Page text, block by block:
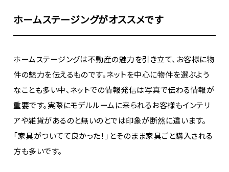
ホームステージングがオススメです
ホームステージングは不動産の魅力を引き立て、お客様に物
件の魅力を伝えるものです。ネットを中心に物件を選ぶよう
なことも多い中、ネットでの情報発信は写真で伝わる情報が
重要です。実際にモデルルームに来られるお客様もインテリ
アや雑貨があるのと無いのとでは印象が断然に違います。
「家具がついてて良かった！」とそのまま家具ごと購入される
方も多いです。